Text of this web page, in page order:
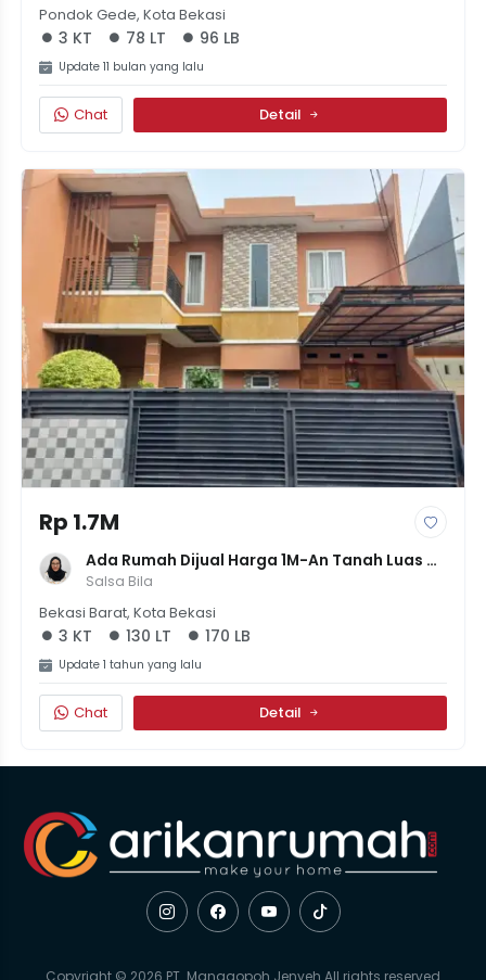
Pondok Gede, Kota Bekasi
3 KT 78 LT 96 LB
Update 11 bulan yang lalu
Chat Detail
Rp 1.7M
Ada Rumah Dijual Harga 1M-An Tanah Luas
SHM Di Bintara Kota Bekasi
Salsa Bila
Bekasi Barat, Kota Bekasi
3 KT 130 LT 170 LB
Update 1 tahun yang lalu
Chat Detail
Copyright © 2026 PT. Manggopoh Jenyeh All rights reserved